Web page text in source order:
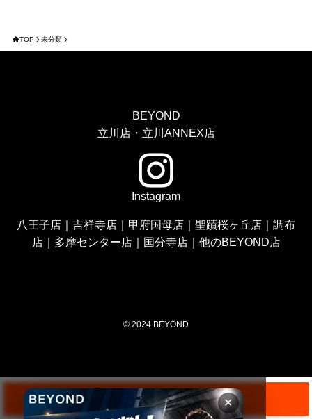
無料体験&キャンペーンはこちら
TOP 未分類
BEYOND
立川店・立川ANNEX店
Instagram
八王子店 ｜ 吉祥寺店 ｜ 甲府国母店 ｜ 聖蹟桜ヶ丘店 ｜ 調布
店｜ 多摩センター店｜ 国分寺店｜ 他のBEYOND店
© 2024 BEYOND
✕